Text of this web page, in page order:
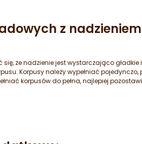
z
że nadzienie jest wystarczająco
Korpusy należy wypełniać
korpusów do pełna, najlepiej